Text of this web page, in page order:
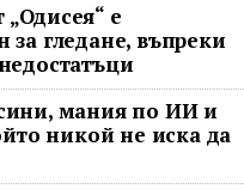
е
за гледане, въпреки
мания по ИИ и
никой не иска да